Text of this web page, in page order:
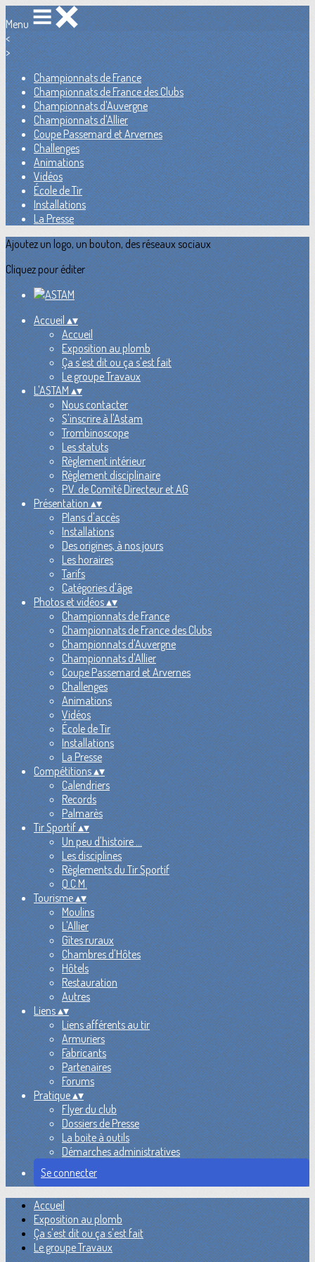
Menu
<
>
Championnats de France
Championnats de France des Clubs
Championnats d'Auvergne
Championnats d'Allier
Coupe Passemard et Arvernes
Challenges
Animations
Vidéos
École de Tir
Installations
La Presse
Ajoutez un logo, un bouton, des réseaux sociaux
Cliquez pour éditer
Accueil▴▾
Accueil
Exposition au plomb
Ça s'est dit ou ça s'est fait
Le groupe Travaux
L'ASTAM▴▾
Nous contacter
S'inscrire à l'Astam
Trombinoscope
Les statuts
Règlement intérieur
Règlement disciplinaire
P.V. de Comité Directeur et AG
Présentation▴▾
Plans d'accès
Installations
Des origines, à nos jours
Les horaires
Tarifs
Catégories d'âge
Photos et vidéos▴▾
Championnats de France
Championnats de France des Clubs
Championnats d'Auvergne
Championnats d'Allier
Coupe Passemard et Arvernes
Challenges
Animations
Vidéos
École de Tir
Installations
La Presse
Compétitions▴▾
Calendriers
Records
Palmarès
Tir Sportif▴▾
Un peu d'histoire ...
Les disciplines
Règlements du Tir Sportif
Q.C.M.
Tourisme▴▾
Moulins
L'Allier
Gîtes ruraux
Chambres d'Hôtes
Hôtels
Restauration
Autres
Liens▴▾
Liens afférents au tir
Armuriers
Fabricants
Partenaires
Forums
Pratique▴▾
Flyer du club
Dossiers de Presse
La boite à outils
Démarches administratives
Se connecter
Accueil
Exposition au plomb
Ça s'est dit ou ça s'est fait
Le groupe Travaux